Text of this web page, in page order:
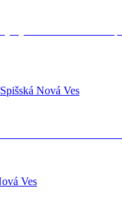
Nová Ves
Ves